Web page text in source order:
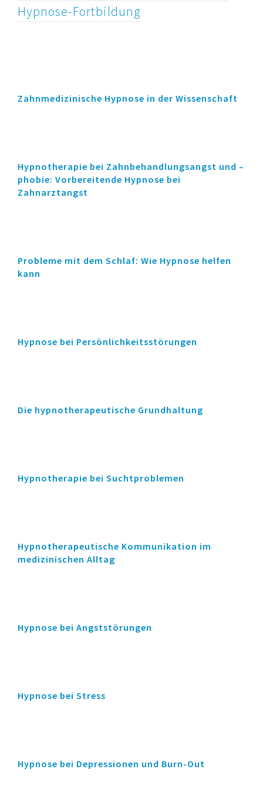
Hypnose-Fortbildung
Zahnmedizinische Hypnose in der Wissenschaft
Hypnotherapie bei Zahnbehandlungsangst und –
phobie: Vorbereitende Hypnose bei
Zahnarztangst
Probleme mit dem Schlaf: Wie Hypnose helfen
kann
Hypnose bei Persönlichkeitsstörungen
Die hypnotherapeutische Grundhaltung
Hypnotherapie bei Suchtproblemen
Hypnotherapeutische Kommunikation im
medizinischen Alltag
Hypnose bei Angststörungen
Hypnose bei Stress
Hypnose bei Depressionen und Burn-Out